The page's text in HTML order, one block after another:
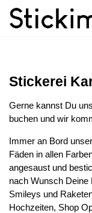
Stickerei
Gerne kannst Du
buchen und wir
Immer an Bord
Fäden in allen
angesaust und
nach Wunsch Deine
Smileys und
Hochzeiten, Shop